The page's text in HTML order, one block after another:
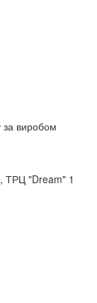
за виробом
ТРЦ "Dream" 1